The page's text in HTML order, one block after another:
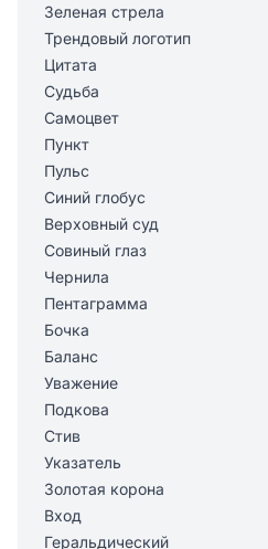
Зеленая стрела
Трендовый логотип
Цитата
Судьба
Самоцвет
Пункт
Пульс
Синий глобус
Верховный суд
Совиный глаз
Чернила
Пентаграмма
Бочка
Баланс
Уважение
Подкова
Стив
Указатель
Золотая корона
Вход
Геральдический